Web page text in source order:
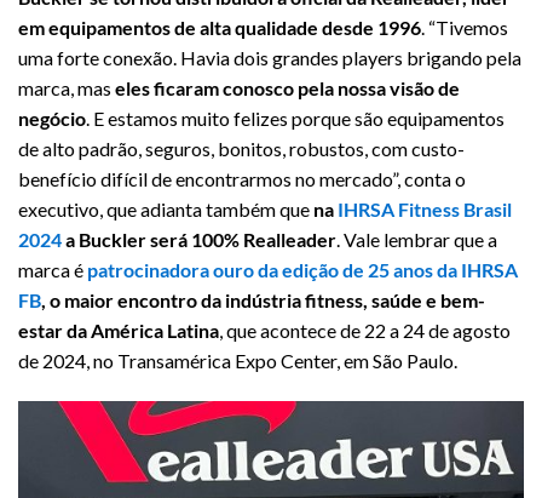
em equipamentos de alta qualidade desde 1996. “Tivemos
uma forte conexão. Havia dois grandes players brigando pela
marca, mas eles ficaram conosco pela nossa visão de
negócio. E estamos muito felizes porque são equipamentos
de alto padrão, seguros, bonitos, robustos, com custo-
benefício difícil de encontrarmos no mercado”, conta o
executivo, que adianta também que na IHRSA Fitness Brasil
2024a Buckler será 100% Realleader. Vale lembrar que a
marca é patrocinadora ouro da edição de 25 anos da IHRSA
FB, o maior encontro da indústria fitness, saúde e bem-
estar da América Latina, que acontece de 22 a 24 de agosto
de 2024, no Transamérica Expo Center, em São Paulo.